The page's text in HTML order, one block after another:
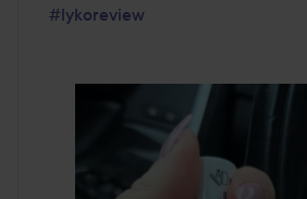
#lykoreview